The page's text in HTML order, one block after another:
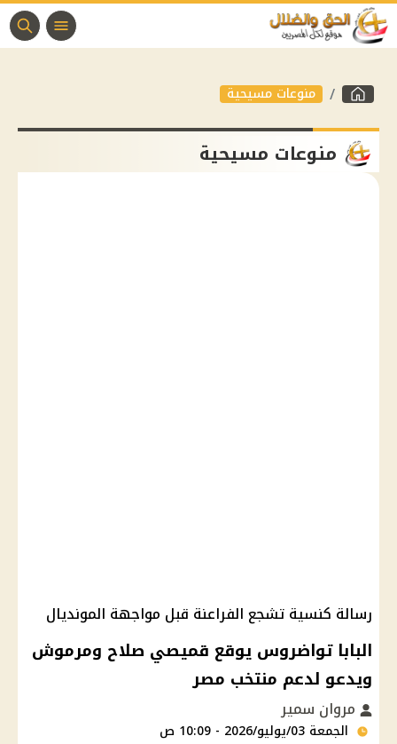
منوعات مسيحية
منوعات مسيحية
رسالة كنسية تشجع الفراعنة قبل مواجهة المونديال
البابا تواضروس يوقع قميصي صلاح ومرموش
ويدعو لدعم منتخب مصر
مروان سمير
الجمعة 03/يوليو/2026 - 10:09 ص